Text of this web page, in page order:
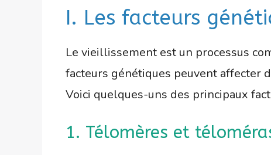
I. Les facteurs
Le vieillissement est un processus
facteurs génétiques peuvent affecter
Voici quelques-uns des principaux
1. Télomères et